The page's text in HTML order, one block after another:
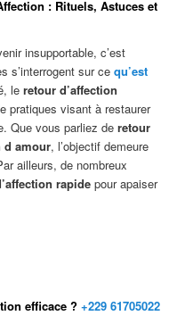
: Rituels, Astuces et
insupportable, c’est
s’interrogent sur cequ’est
leretour d’affection
pratiques visant à restaurer
Que vous parliez deretour
d amour, l’objectif demeure
ailleurs, de nombreux
rapide pour apaiser
efficace ?+229 61705022